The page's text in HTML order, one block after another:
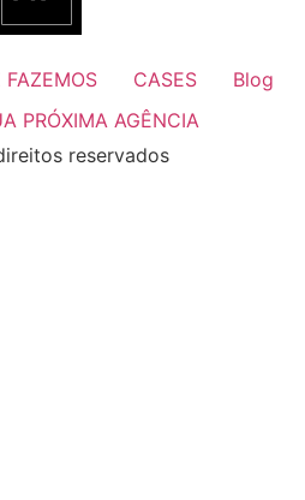
FAZEMOS CASES
Blog
PRÓXIMA AGÊNCIA
reservados